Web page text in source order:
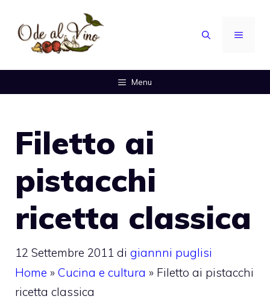
contenuto
MENU
Menu
Filetto ai
pistacchi
ricetta classica
12 Settembre 2011 di giannni puglisi
Home » Cucina e cultura » Filetto ai pistacchi
ricetta classica